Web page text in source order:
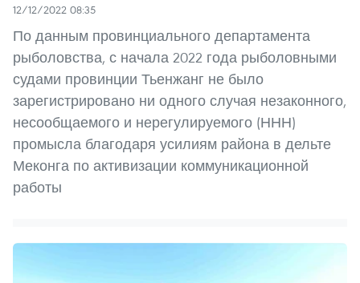
12/12/2022 08:35
По данным провинциального департамента
рыболовства, с начала 2022 года рыболовными
судами провинции Тьенжанг не было
зарегистрировано ни одного случая незаконного,
несообщаемого и нерегулируемого (ННН)
промысла благодаря усилиям района в дельте
Меконга по активизации коммуникационной
работы